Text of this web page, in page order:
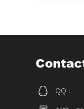
QQ：